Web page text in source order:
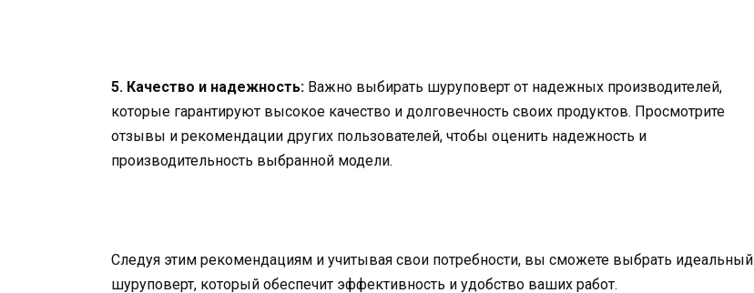
5. Качество и надежность: Важно выбирать шуруповерт от надежных производителей,
которые гарантируют высокое качество и долговечность своих продуктов. Просмотрите
отзывы и рекомендации других пользователей, чтобы оценить надежность и
производительность выбранной модели.
Следуя этим рекомендациям и учитывая свои потребности, вы сможете выбрать идеальный
шуруповерт, который обеспечит эффективность и удобство ваших работ.